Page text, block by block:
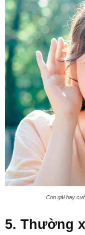
Con gái hay
5. Thường